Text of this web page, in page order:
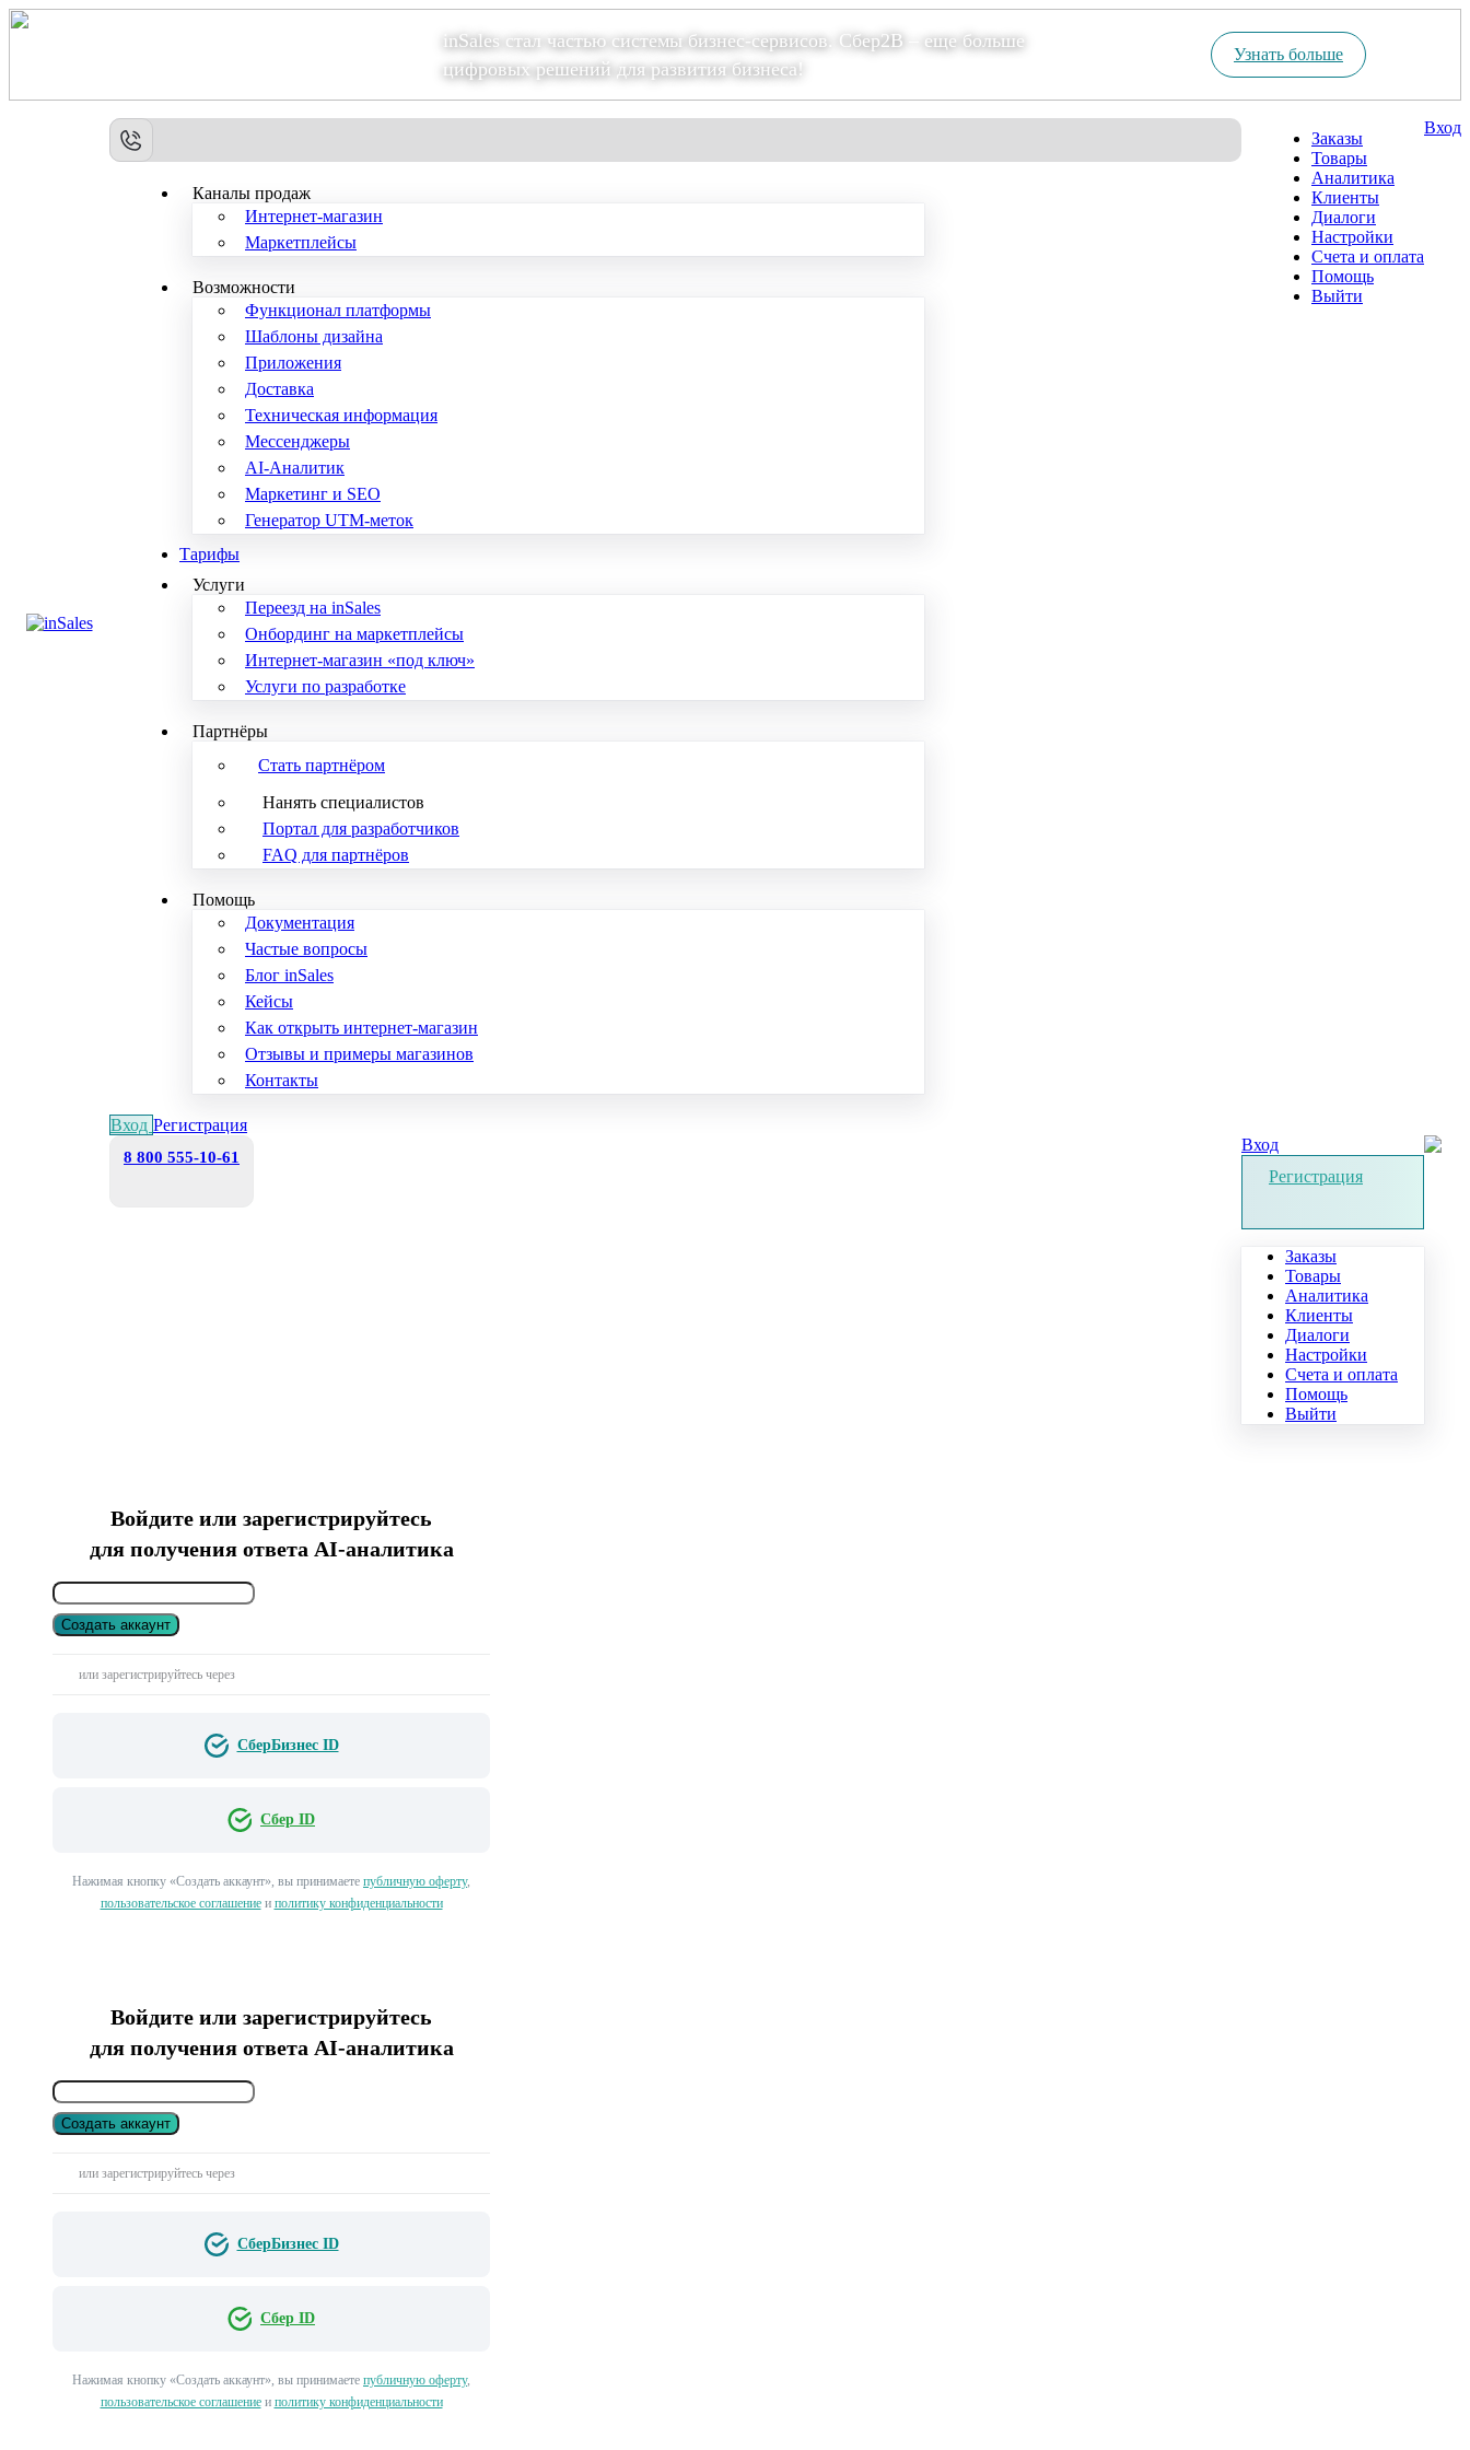
inSales стал частью системы бизнес-сервисов. Сбер2В – еще больше
цифровых решений для развития бизнеса!
Узнать больше
Каналы продаж
Интернет-магазин
Маркетплейсы
Возможности
Функционал платформы
Шаблоны дизайна
Приложения
Доставка
Техническая информация
Мессенджеры
AI-Аналитик
Маркетинг и SEO
Генератор UTM-меток
Тарифы
Услуги
Переезд на inSales
Онбординг на маркетплейсы
Интернет-магазин «под ключ»
Услуги по разработке
Партнёры
Стать партнёром
Нанять специалистов
Портал для разработчиков
FAQ для партнёров
Помощь
Документация
Частые вопросы
Блог inSales
Кейсы
Как открыть интернет-магазин
Отзывы и примеры магазинов
Контакты
Вход Регистрация
Заказы
Товары
Аналитика
Клиенты
Диалоги
Настройки
Счета и оплата
Помощь
Выйти
Вход
8 800 555-10-61
Вход
Регистрация
Заказы
Товары
Аналитика
Клиенты
Диалоги
Настройки
Счета и оплата
Помощь
Выйти
Войдите или зарегистрируйтесь
для получения ответа AI-аналитика
Создать аккаунт
или зарегистрируйтесь через
СберБизнес ID
Сбер ID
Нажимая кнопку «Создать аккаунт», вы принимаете публичную оферту,
пользовательское соглашениеи политику конфиденциальности
Войдите или зарегистрируйтесь
для получения ответа AI-аналитика
Создать аккаунт
или зарегистрируйтесь через
СберБизнес ID
Сбер ID
Нажимая кнопку «Создать аккаунт», вы принимаете публичную оферту,
пользовательское соглашениеи политику конфиденциальности